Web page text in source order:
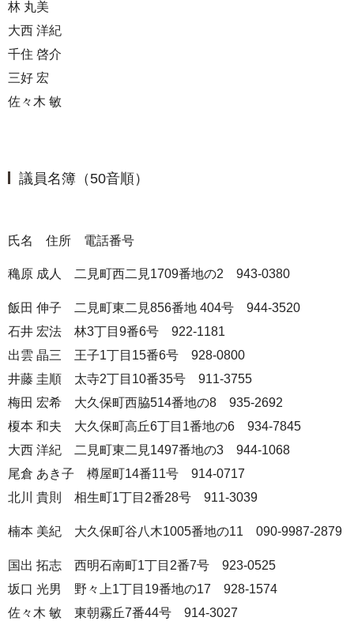
林 丸美
大西 洋紀
千住 啓介
三好 宏
佐々木 敏
議員名簿（50音順）
氏名 住所 電話番号
穐原 成人 二見町西二見1709番地の2 943-0380
飯田 伸子 二見町東二見856番地 404号 944-3520
石井 宏法 林3丁目9番6号 922-1181
出雲 晶三 王子1丁目15番6号 928-0800
井藤 圭順 太寺2丁目10番35号 911-3755
梅田 宏希 大久保町西脇514番地の8 935-2692
榎本 和夫 大久保町高丘6丁目1番地の6 934-7845
大西 洋紀 二見町東二見1497番地の3 944-1068
尾倉 あき子 樽屋町14番11号 914-0717
北川 貴則 相生町1丁目2番28号 911-3039
楠本 美紀 大久保町谷八木1005番地の11 090-9987-2879
国出 拓志 西明石南町1丁目2番7号 923-0525
坂口 光男 野々上1丁目19番地の17 928-1574
佐々木 敏 東朝霧丘7番44号 914-3027